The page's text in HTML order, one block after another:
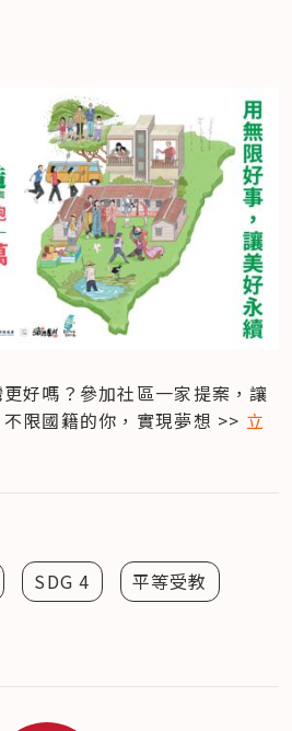
好嗎？參加社區一家提案，讓
限國籍的你，實現夢想 >> 立
SDG 4 平等受教